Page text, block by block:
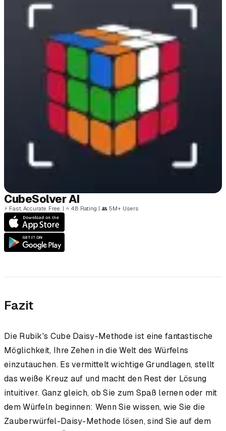
CubeSolverAI
⚡ Fast. Accurate. Free. | ⭐ 4.8 Rating | 👥5M+ Users
Fazit
Die Rubik's Cube Daisy-Methode ist eine fantastische
Möglichkeit, Ihre Zehen in die Welt des Würfelns
einzutauchen. Es vermittelt wichtige Grundlagen, stellt
das weiße Kreuz auf und macht den Rest der Lösung
intuitiver. Ganz gleich, ob Sie zum Spaß lernen oder mit
dem Würfeln beginnen: Wenn Sie wissen, wie Sie die
Zauberwürfel-Daisy-Methode lösen, sind Sie auf dem